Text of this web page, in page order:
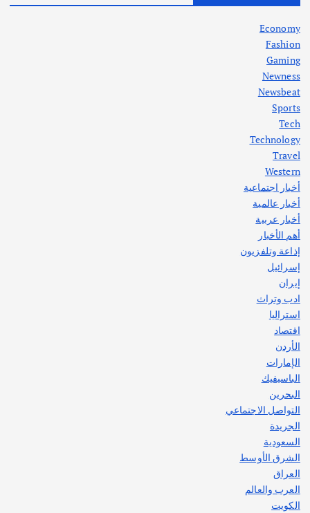
في جذور المشكلة وحلولها المستدامة
أهم الأخبار
اختتام ورشة السينوغرافيا في مدينة كلباء الاماراتية
أغسطس 3, 2026
Economy
Fashion
Gaming
Newness
Newsbeat
Sports
Tech
Technology
Travel
Western
أخبار اجتماعية
أخبار عالمية
أخبار عربية
أهم الأخبار
إذاعة وتلفزيون
إسرائيل
إيران
ادب وتراث
استراليا
اقتصاد
الأردن
الإمارات
الباسيفيك
البحرين
التواصل الاجتماعي
الجريدة
السعودية
الشرق الأوسط
العراق
العرب والعالم
الكويت